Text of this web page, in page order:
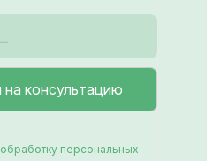
обработку персональных